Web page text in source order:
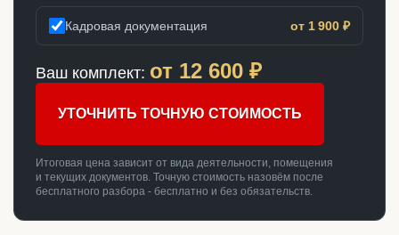
Кадровая документация от 1 900 ₽
Ваш комплект: от 12 600 ₽
УТОЧНИТЬ ТОЧНУЮ СТОИМОСТЬ
Итоговая цена зависит от вида деятельности, помещения
и текущих документов. Точную стоимость назовём после
бесплатного разбора - бесплатно и без обязательств.